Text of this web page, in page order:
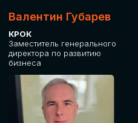
Валентин Губарев
КРОК
Заместитель генерального
директора по развитию
бизнеса